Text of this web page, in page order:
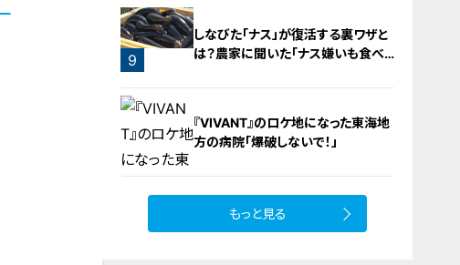
8
9
しなびた「ナス」が復活する裏ワザと
は？農家に聞いた「ナス嫌いも食べ
『VIVANT』のロケ地になった東海地
方の病院「爆破しないで！」
もっと見る